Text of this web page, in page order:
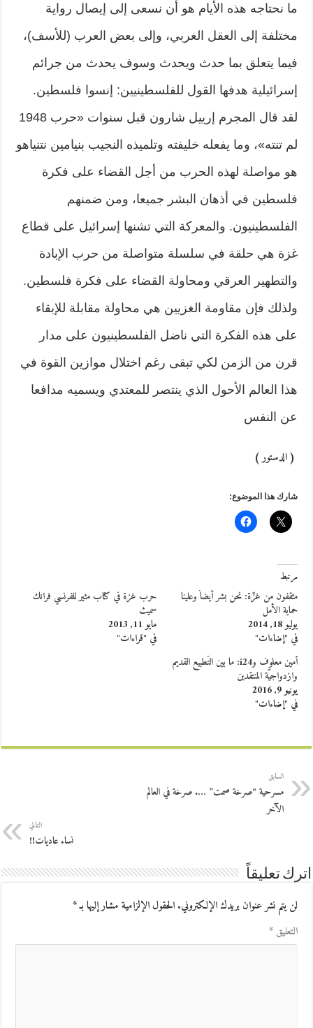
ما نحتاجه هذه الأيام هو أن نسعى إلى إيصال رواية
مختلفة إلى العقل الغربي، وإلى بعض العرب (للأسف)،
فيما يتعلق بما حدث ويحدث وسوف يحدث من جرائم
إسرائيلية هدفها القول للفلسطينيين: إنسوا فلسطين.
لقد قال المجرم إرييل شارون قبل سنوات «حرب 1948
لم تنته»، وما يفعله خليفته وتلميذه النجيب بنيامين نتنياهو
هو مواصلة لهذه الحرب من أجل القضاء على فكرة
فلسطين في أذهان البشر جميعا، ومن ضمنهم
الفلسطينيون. والمعركة التي تشنها إسرائيل على قطاع
غزة هي حلقة في سلسلة متواصلة من حرب الإبادة
والتطهير العرقي ومحاولة القضاء على فكرة فلسطين.
ولذلك فإن مقاومة الغزيين هي محاولة مقابلة للإبقاء
على هذه الفكرة التي ناضل الفلسطينيون على مدار
قرن من الزمن لكي تبقى رغم اختلال موازين القوة في
هذا العالم الأحول الذي ينتصر للمعتدي ويسميه مدافعا
عن النفس
( الدستور )
شارك هذا الموضوع:
مرتبط
مثقفون من غزّة: نحن بشر أيضاً وعلينا
حماية الأمل
يوليو 18, 2014
في "إضاءات"
حرب غزة في كتاب مثير للفرنسي فرانك
سميث
مايو 11, 2013
في "قراءات"
أمين معلوف وi24: ما بين التّطبيع القديم
وازدواجيّة المنتقدين
يونيو 9, 2016
في "إضاءات"
السابق
مسرحية “صرخة صمت” …. صرخة في العالم
الآخر
التالي
نساء عاديات!!
اترك تعليقاً
لن يتم نشر عنوان بريدك الإلكتروني.الحقول الإلزامية مشار إليها بـ*
التعليق*